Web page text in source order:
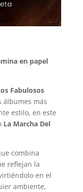
en papel
Fabulosos
álbumes más
estilo, en este
La Marcha Del
combina
reflejan la
en el
ambiente,